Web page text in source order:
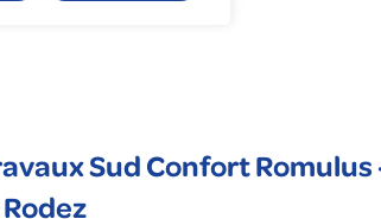
Sud Confort Romulus